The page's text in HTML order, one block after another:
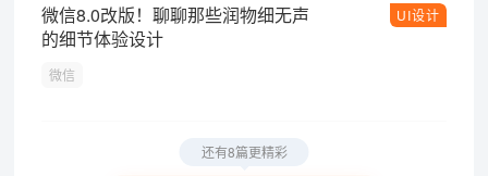
UI设计
微信8.0改版！聊聊那些润物细无声
的细节体验设计
微信
还有8篇更精彩